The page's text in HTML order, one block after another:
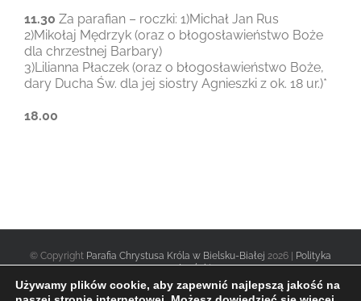
11.30 Za parafian – roczki: 1)Michał Jan Rus
2)Mikołaj Mędrzyk (oraz o błogosławieństwo Boże
dla chrzestnej Barbary)
3)Lilianna Płaczek (oraz o błogosławieństwo Boże,
dary Ducha Św. dla jej siostry Agnieszki z ok. 18 ur.)*
18.00
© Copyright Parafia Chrystusa Króla w Bielsku-Białej 2026 |
Polityka
prywatności|
Używamy plików cookie, aby zapewnić najlepszą jakość na